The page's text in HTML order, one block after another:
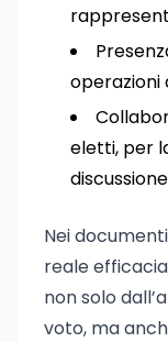
operazioni
eletti, per
Nei
reale
non solo
voto, ma